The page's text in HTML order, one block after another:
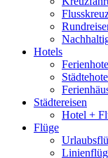
Hotels
Städtereisen
Hotel +
Flüge